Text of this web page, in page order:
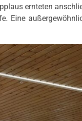
ernteten
Eine